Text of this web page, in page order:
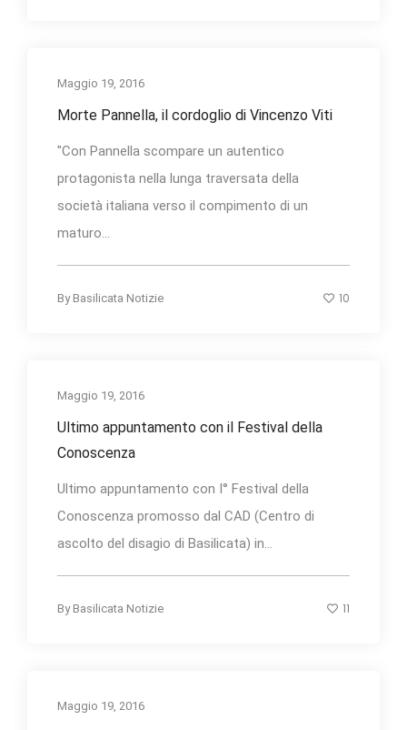
Maggio 19, 2016
Morte Pannella, il cordoglio di Vincenzo Viti
"Con Pannella scompare un autentico
protagonista nella lunga traversata della
società italiana verso il compimento di un
maturo...
By Basilicata Notizie 10
Maggio 19, 2016
Ultimo appuntamento con il Festival della
Conoscenza
Ultimo appuntamento con I° Festival della
Conoscenza promosso dal CAD (Centro di
ascolto del disagio di Basilicata) in...
By Basilicata Notizie 11
Maggio 19, 2016